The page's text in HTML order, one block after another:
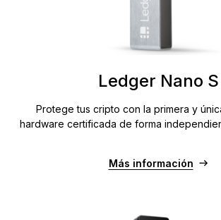
Ledger Nano S
Protege tus cripto con la primera y
hardware certificada de forma
Más información